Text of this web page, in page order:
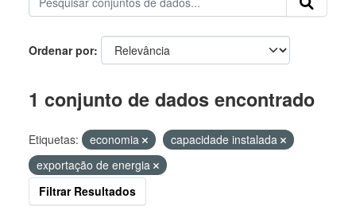
Ordenar por
1 conjunto de dados encontrado
Etiquetas: economia
capacidade instalada
exportação de energia
Filtrar Resultados